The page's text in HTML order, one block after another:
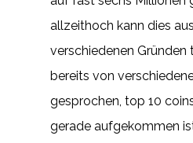
allzeithoch kann dies
verschiedenen Gründen
bereits von
gesprochen, top 10
gerade aufgekommen